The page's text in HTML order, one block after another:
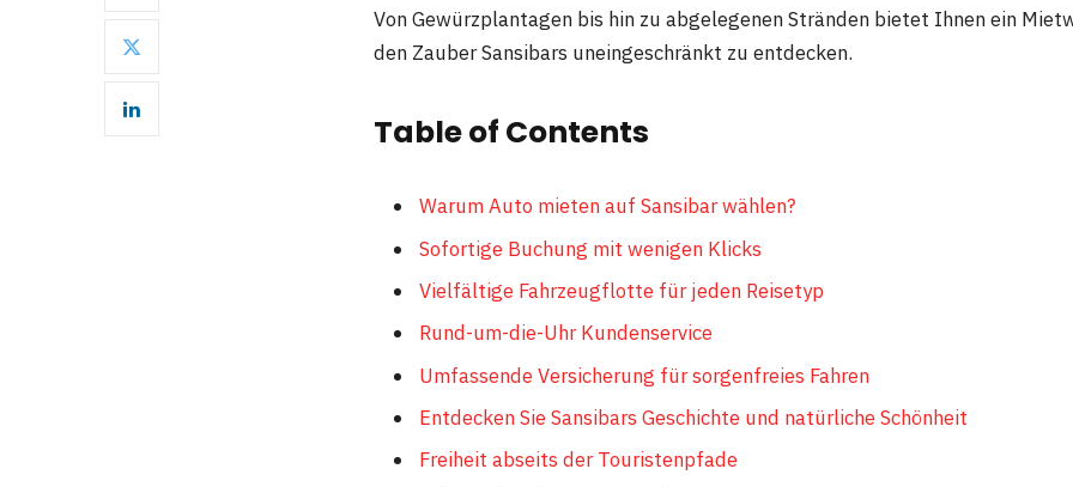
Von Gewürzplantagen bis hin zu abgelegenen Stränden bietet Ihnen ein
den Zauber Sansibars uneingeschränkt zu entdecken.
Table of Contents
Warum Auto mieten auf Sansibar wählen?
Sofortige Buchung mit wenigen Klicks
Vielfältige Fahrzeugflotte für jeden Reisetyp
Rund-um-die-Uhr Kundenservice
Umfassende Versicherung für sorgenfreies Fahren
Entdecken Sie Sansibars Geschichte und natürliche Schönheit
Freiheit abseits der Touristenpfade